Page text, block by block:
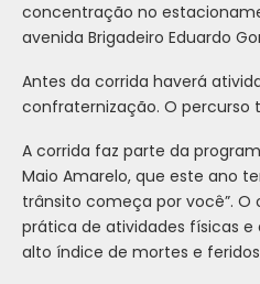
concentração no
avenida Brigadeiro Eduardo
Antes da corrida haverá
confraternização. O percurso
A corrida faz parte da
Maio Amarelo, que este ano
trânsito começa por você”. O
prática de atividades físicas
alto índice de mortes e